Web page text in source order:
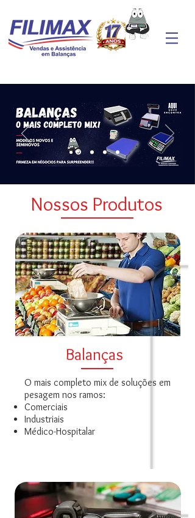
Nossos Produtos
O mais completo mix de soluções em
pesagem nos ramos:
Comerciais
Industriais
Médico-Hospitalar
Balanças